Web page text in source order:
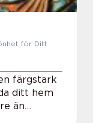
för Ditt
färgstark
ditt hem
än